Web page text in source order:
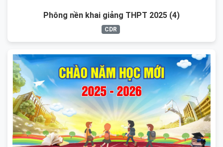
Phông nền khai giảng THPT 2025 (4)
CDR